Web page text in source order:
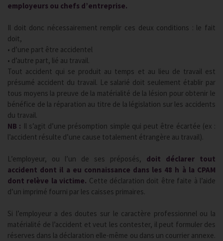
employeurs ou chefs d’entreprise.
Il doit donc nécessairement remplir ces deux conditions : le fait
doit,
• d’une part être accidentel
• d’autre part, lié au travail.
Tout accident qui se produit au temps et au lieu de travail est
présumé accident du travail. Le salarié doit seulement établir par
tous moyens la preuve de la matérialité de la lésion pour obtenir le
bénéfice de la réparation au titre de la législation sur les accidents
du travail.
NB : Il s’agit d’une présomption simple qui peut être écartée (ex :
l’accident résulte d’une cause totalement étrangère au travail).
L’employeur, ou l’un de ses préposés, doit déclarer tout
accident dont il a eu connaissance dans les 48 h à la CPAM
dont relève la victime. Cette déclaration doit être faite à l’aide
d’un imprimé fourni par les caisses primaires.
Si l’employeur a des doutes sur le caractère professionnel ou la
matérialité de l’accident et veut les contester, il peut formuler des
réserves dans la déclaration elle-même ou dans un courrier annexe.